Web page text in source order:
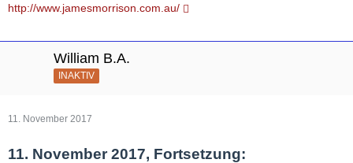
http://www.jamesmorrison.com.au/
William B.A.
INAKTIV
11. November 2017
11. November 2017, Fortsetzung: